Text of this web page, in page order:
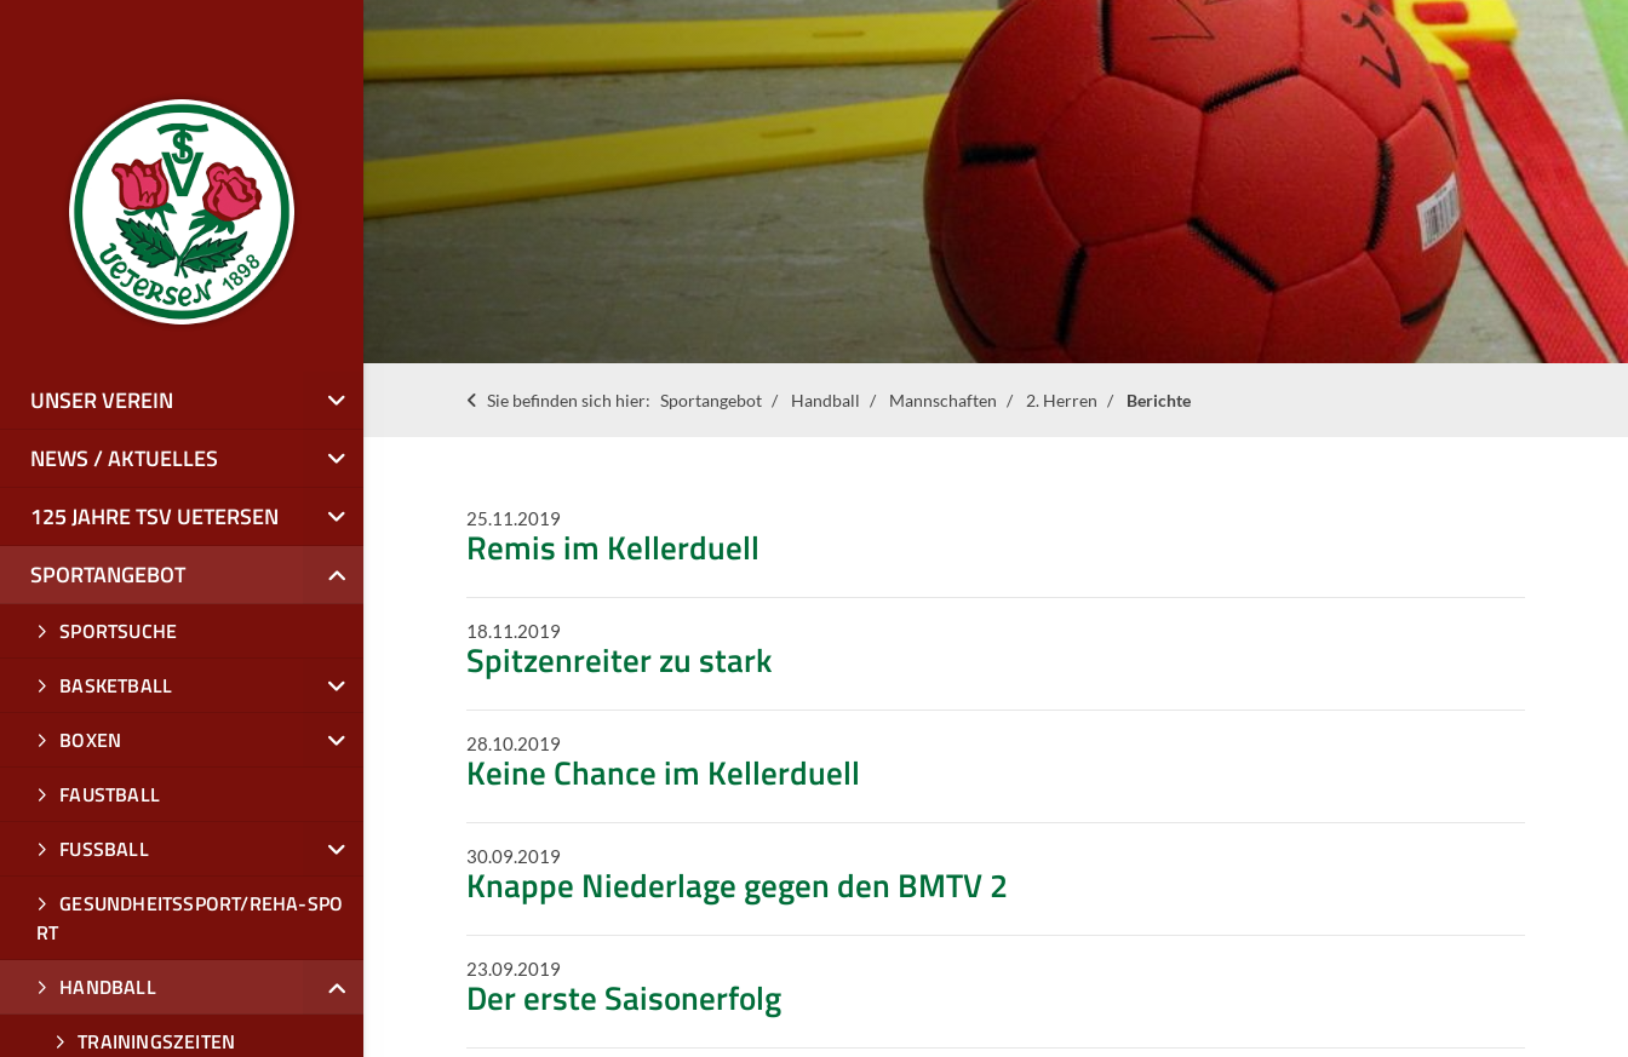
Sie befinden sich hier: Sportangebot Handball Mannschaften 2. Herren Berichte
25.11.2019
Remis im Kellerduell
18.11.2019
Spitzenreiter zu stark
28.10.2019
Keine Chance im Kellerduell
30.09.2019
Knappe Niederlage gegen den BMTV 2
23.09.2019
Der erste Saisonerfolg
UNSER VEREIN
NEWS / AKTUELLES
125 JAHRE TSV UETERSEN
SPORTANGEBOT
SPORTSUCHE
BASKETBALL
BOXEN
FAUSTBALL
FUSSBALL
GESUNDHEITSSPORT/REHA-SPO
RT
HANDBALL
TRAININGSZEITEN